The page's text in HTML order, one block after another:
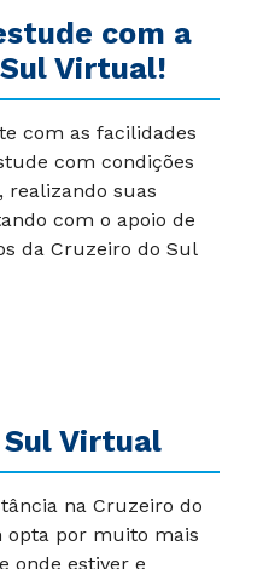
com a
Virtual!
com as facilidades
com condições
realizando suas
com o apoio de
da Cruzeiro do Sul
Virtual
na Cruzeiro do
opta por muito mais
onde estiver e